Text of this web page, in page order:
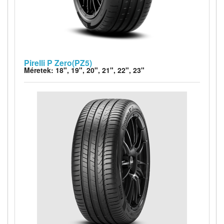
Pirelli P Zero(PZ5)
Méretek: 18", 19", 20", 21", 22", 23"